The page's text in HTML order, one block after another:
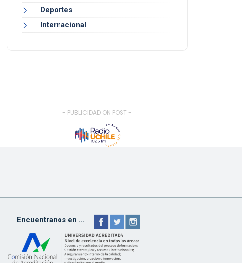
Deportes
Internacional
- PUBLICIDAD ON POST -
Encuentranos en ...